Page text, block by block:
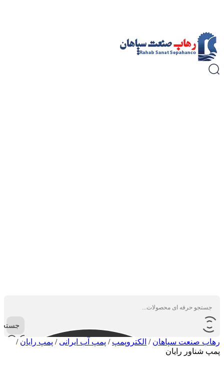
رهاب صنعت سپاهان / الکتروپمپ / پمپ آب ایرانی / پمپ رایان /
پمپ شناور رایان